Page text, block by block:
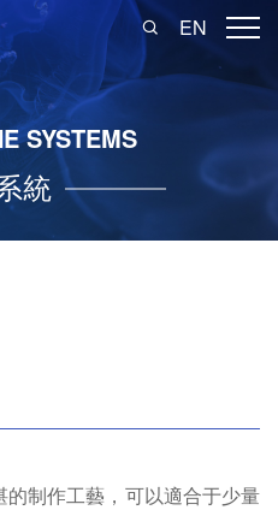
EN
SYSTEMS
統
制作工藝，可以適合于少量